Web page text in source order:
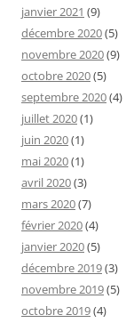
janvier 2021 (9)
décembre 2020(5)
novembre 2020(9)
octobre 2020(5)
septembre 2020(4)
juillet 2020(1)
juin 2020(1)
mai 2020(1)
avril 2020(3)
mars 2020(7)
février 2020(4)
janvier 2020(5)
décembre 2019(3)
novembre 2019(5)
octobre 2019(4)